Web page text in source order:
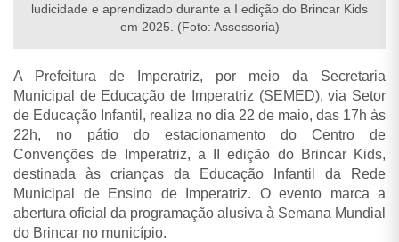
ludicidade e aprendizado durante a I edição do Brincar Kids
em 2025. (Foto: Assessoria)
A Prefeitura de Imperatriz, por meio da Secretaria
Municipal de Educação de Imperatriz (SEMED), via Setor
de Educação Infantil, realiza no dia 22 de maio, das 17h às
22h, no pátio do estacionamento do Centro de
Convenções de Imperatriz, a II edição do Brincar Kids,
destinada às crianças da Educação Infantil da Rede
Municipal de Ensino de Imperatriz. O evento marca a
abertura oficial da programação alusiva à Semana Mundial
do Brincar no município.